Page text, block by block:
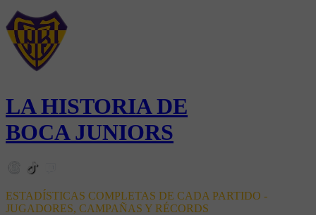
LA HISTORIA DE
BOCA JUNIORS
ESTADÍSTICAS COMPLETAS DE CADA PARTIDO -
JUGADORES, CAMPAÑAS Y RÉCORDS